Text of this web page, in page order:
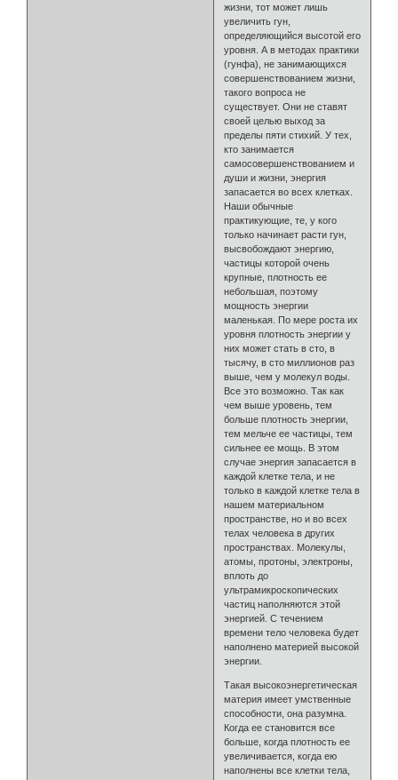
жизни, тот может лишь
увеличить гун,
определяющийся высотой его
уровня. А в методах практики
(гунфа), не занимающихся
совершенствованием жизни,
такого вопроса не
существует. Они не ставят
своей целью выход за
пределы пяти стихий. У тех,
кто занимается
самосовершенствованием и
души и жизни, энергия
запасается во всех клетках.
Наши обычные
практикующие, те, у кого
только начинает расти гун,
высвобождают энергию,
частицы которой очень
крупные, плотность ее
небольшая, поэтому
мощность энергии
маленькая. По мере роста их
уровня плотность энергии у
них может стать в сто, в
тысячу, в сто миллионов раз
выше, чем у молекул воды.
Все это возможно. Так как
чем выше уровень, тем
больше плотность энергии,
тем мельче ее частицы, тем
сильнее ее мощь. В этом
случае энергия запасается в
каждой клетке тела, и не
только в каждой клетке тела в
нашем материальном
пространстве, но и во всех
телах человека в других
пространствах. Молекулы,
атомы, протоны, электроны,
вплоть до
ультрамикроскопических
частиц наполняются этой
энергией. С течением
времени тело человека будет
наполнено материей высокой
энергии.
Такая высокоэнергетическая
материя имеет умственные
способности, она разумна.
Когда ее становится все
больше, когда плотность ее
увеличивается, когда ею
наполнены все клетки тела,